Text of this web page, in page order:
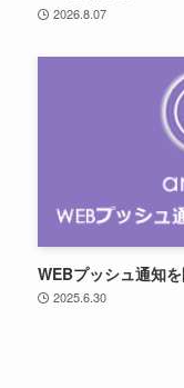
2026.8.07
WEBプッシュ通知
2025.6.30